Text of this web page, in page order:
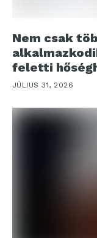
Nem csak
feletti
JÚLIUS 31, 2026